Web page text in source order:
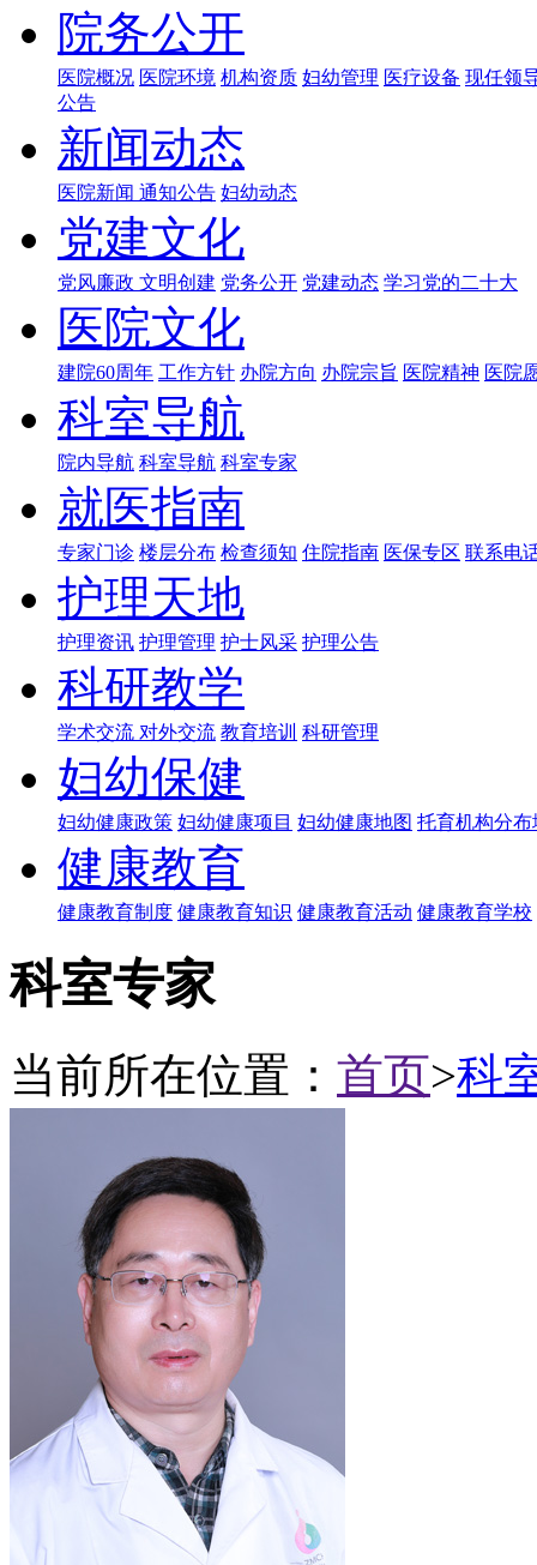
院务公开
医院概况 医院环境 机构资质 妇幼管理 医疗设备 现任领
公告
新闻动态
医院新闻 通知公告 妇幼动态
党建文化
党风廉政 文明创建 党务公开 党建动态 学习党的二十大
医院文化
建院60周年 工作方针 办院方向 办院宗旨 医院精神 医院
科室导航
院内导航 科室导航 科室专家
就医指南
专家门诊 楼层分布 检查须知 住院指南 医保专区 联系电
护理天地
护理资讯 护理管理 护士风采 护理公告
科研教学
学术交流 对外交流 教育培训 科研管理
妇幼保健
妇幼健康政策 妇幼健康项目 妇幼健康地图 托育机构分布
健康教育
健康教育制度 健康教育知识 健康教育活动 健康教育学校
科室专家
当前所在位置： 首页>科